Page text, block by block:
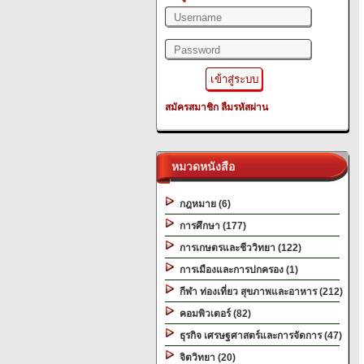
สมัครสมาชิก ลืมรหัสผ่าน
หมวดหนังสือ
กฎหมาย (6)
การศึกษา (177)
การเกษตรและชีววิทยา (122)
การเมืองและการปกครอง (1)
กีฬา ท่องเที่ยว สุขภาพและอาหาร (212)
คอมพิวเตอร์ (82)
ธุรกิจ เศรษฐศาสตร์และการจัดการ (47)
จิตวิทยา (20)